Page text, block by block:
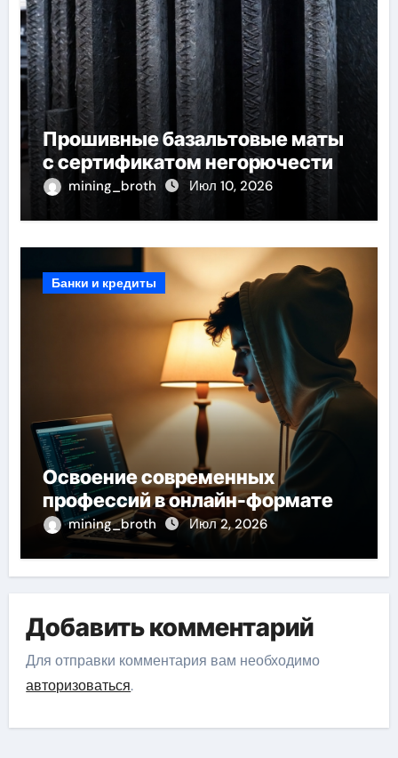
Прошивные базальтовые маты
с сертификатом негорючести
mining_broth Июл 10, 2026
Банки и кредиты
Освоение современных
профессий в онлайн-формате
mining_broth Июл 2, 2026
Добавить комментарий
Для отправки комментария вам необходимо
авторизоваться.